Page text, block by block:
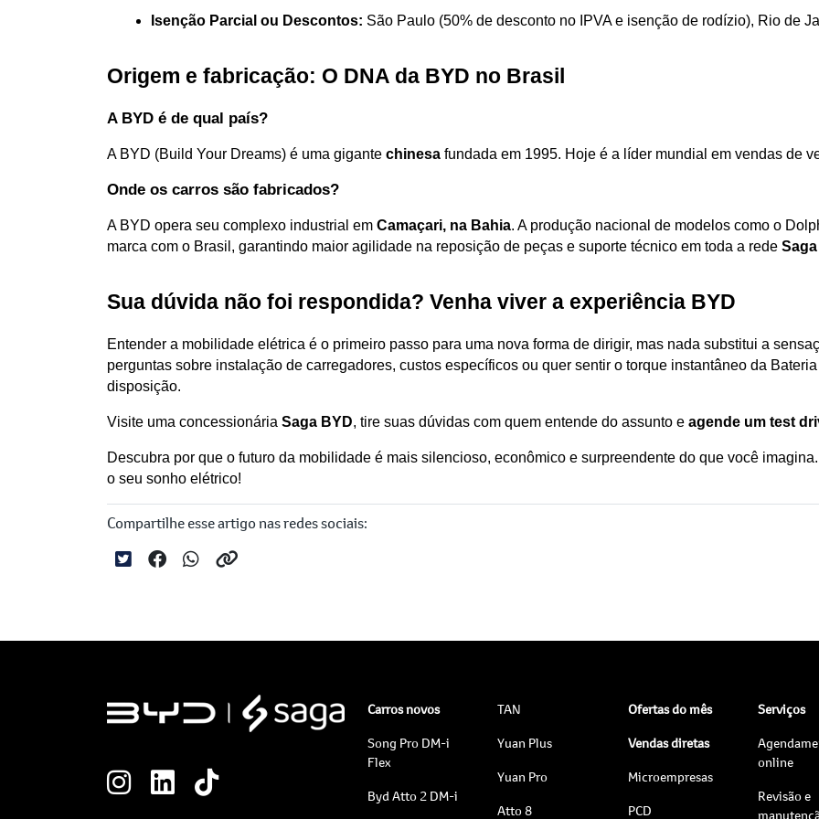
Isenção Parcial ou Descontos: São Paulo (50% de desconto no IPVA e isenção de rodízio), Rio de
Origem e fabricação: O DNA da BYD no Brasil
A BYD é de qual país?
A BYD (Build Your Dreams) é uma gigante chinesa fundada em 1995. Hoje é a líder mundial em vendas de
Onde os carros são fabricados?
A BYD opera seu complexo industrial em Camaçari, na Bahia. A produção nacional de modelos como o
marca com o Brasil, garantindo maior agilidade na reposição de peças e suporte técnico em toda a rede
Sua dúvida não foi respondida? Venha viver a experiência BYD
Entender a mobilidade elétrica é o primeiro passo para uma nova forma de dirigir, mas nada substitui a
perguntas sobre instalação de carregadores, custos específicos ou quer sentir o torque instantâneo da
disposição.
Visite uma concessionária Saga BYD, tire suas dúvidas com quem entende do assunto e agende um test
Descubra por que o futuro da mobilidade é mais silencioso, econômico e surpreendente do que você
o seu sonho elétrico!
Compartilhe esse artigo nas redes sociais:
Carros novos
Song Pro DM-i
Flex
Byd Atto 2 DM-i
TAN
Yuan Plus
Yuan Pro
Atto 8
Ofertas do mês
Vendas diretas
Microempresas
PCD
Serviços
online
Revisão e